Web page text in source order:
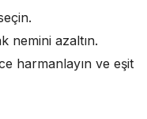
nemini azaltın.
harmanlayın ve eşit